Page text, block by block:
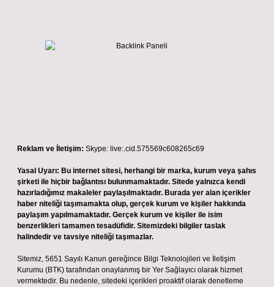
Reklam ve İletişim: Skype: live:.cid.575569c608265c69
Yasal Uyarı: Bu internet sitesi, herhangi bir marka, kurum veya şahıs
şirketi ile hiçbir bağlantısı bulunmamaktadır. Sitede yalnızca kendi
hazırladığımız makaleler paylaşılmaktadır. Burada yer alan içerikler
haber niteliği taşımamakta olup, gerçek kurum ve kişiler hakkında
paylaşım yapılmamaktadır. Gerçek kurum ve kişiler ile isim
benzerlikleri tamamen tesadüfidir. Sitemizdeki bilgiler taslak
halindedir ve tavsiye niteliği taşımazlar.
Sitemiz, 5651 Sayılı Kanun gereğince Bilgi Teknolojileri ve İletişim
Kurumu (BTK) tarafından onaylanmış bir Yer Sağlayıcı olarak hizmet
vermektedir. Bu nedenle, sitedeki içerikleri proaktif olarak denetleme